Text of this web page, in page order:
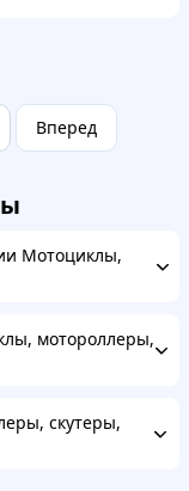
Вперед
Мотоциклы,
мотороллеры,
скутеры,